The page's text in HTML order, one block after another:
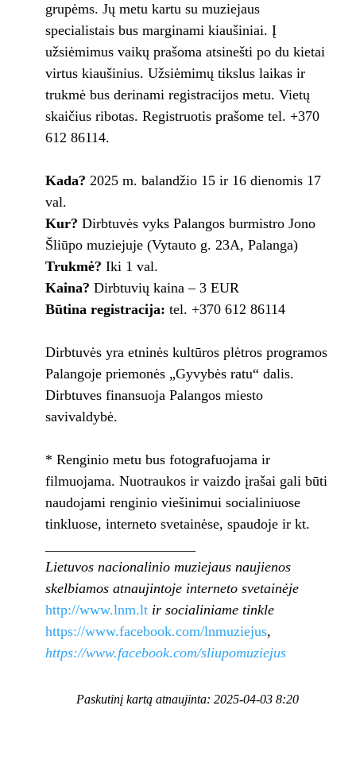
grupėms. Jų metu kartu su muziejaus
specialistais bus marginami kiaušiniai. Į
užsiėmimus vaikų prašoma atsinešti po du kietai
virtus kiaušinius. Užsiėmimų tikslus laikas ir
trukmė bus derinami registracijos metu. Vietų
skaičius ribotas. Registruotis prašome tel. +370
612 86114.
Kada? 2025 m. balandžio 15 ir 16 dienomis 17
val.
Kur? Dirbtuvės vyks Palangos burmistro Jono
Šliūpo muziejuje (Vytauto g. 23A, Palanga)
Trukmė? Iki 1 val.
Kaina? Dirbtuvių kaina – 3 EUR
Būtina registracija: tel. +370 612 86114
Dirbtuvės yra etninės kultūros plėtros programos
Palangoje priemonės „Gyvybės ratu“ dalis.
Dirbtuves finansuoja Palangos miesto
savivaldybė.
* Renginio metu bus fotografuojama ir
filmuojama. Nuotraukos ir vaizdo įrašai gali būti
naudojami renginio viešinimui socialiniuose
tinkluose, interneto svetainėse, spaudoje ir kt.
Lietuvos nacionalinio muziejaus naujienos
skelbiamos atnaujintoje interneto svetainėje
http://www.lnm.lt ir socialiniame tinkle
https://www.facebook.com/lnmuziejus,
https://www.facebook.com/sliupomuziejus
Paskutinį kartą atnaujinta: 2025-04-03 8:20